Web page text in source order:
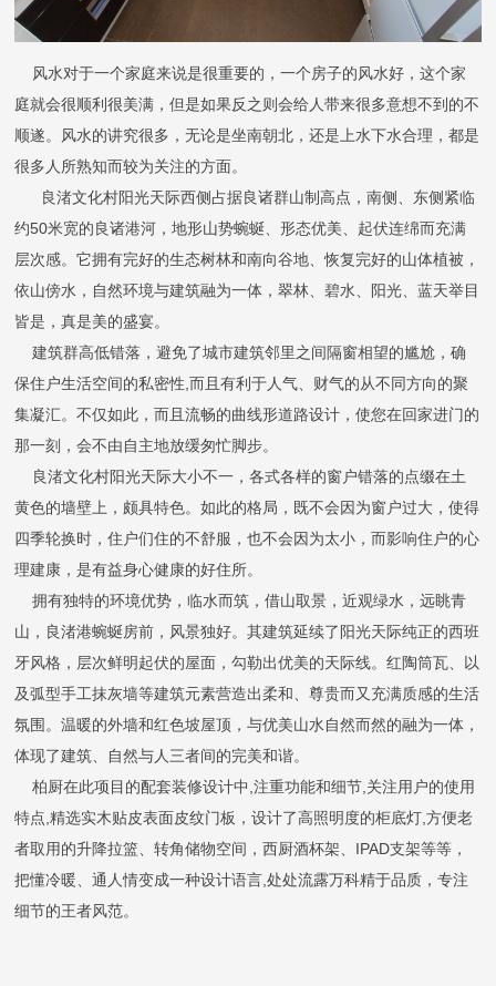
风水对于一个家庭来说是很重要的，一个房子的风水好，这个家
庭就会很顺利很美满，但是如果反之则会给人带来很多意想不到的不
顺遂。风水的讲究很多，无论是坐南朝北，还是上水下水合理，都是
很多人所熟知而较为关注的方面。
良渚文化村阳光天际西侧占据良诸群山制高点，南侧、东侧紧临
约50米宽的良诸港河，地形山势蜿蜒、形态优美、起伏连绵而充满
层次感。它拥有完好的生态树林和南向谷地、恢复完好的山体植被，
依山傍水，自然环境与建筑融为一体，翠林、碧水、阳光、蓝天举目
皆是，真是美的盛宴。
建筑群高低错落，避免了城市建筑邻里之间隔窗相望的尴尬，确
保住户生活空间的私密性,而且有利于人气、财气的从不同方向的聚
集凝汇。不仅如此，而且流畅的曲线形道路设计，使您在回家进门的
那一刻，会不由自主地放缓匆忙脚步。
良渚文化村阳光天际大小不一，各式各样的窗户错落的点缀在土
黄色的墙壁上，颇具特色。如此的格局，既不会因为窗户过大，使得
四季轮换时，住户们住的不舒服，也不会因为太小，而影响住户的心
理建康，是有益身心健康的好住所。
拥有独特的环境优势，临水而筑，借山取景，近观绿水，远眺青
山，良渚港蜿蜒房前，风景独好。其建筑延续了阳光天际纯正的西班
牙风格，层次鲜明起伏的屋面，勾勒出优美的天际线。红陶筒瓦、以
及弧型手工抹灰墙等建筑元素营造出柔和、尊贵而又充满质感的生活
氛围。温暖的外墙和红色坡屋顶，与优美山水自然而然的融为一体，
体现了建筑、自然与人三者间的完美和谐。
柏厨在此项目的配套装修设计中,注重功能和细节,关注用户的使用
特点,精选实木贴皮表面皮纹门板，设计了高照明度的柜底灯,方便老
者取用的升降拉篮、转角储物空间，西厨酒杯架、IPAD支架等等，
把懂冷暖、通人情变成一种设计语言,处处流露万科精于品质，专注
细节的王者风范。